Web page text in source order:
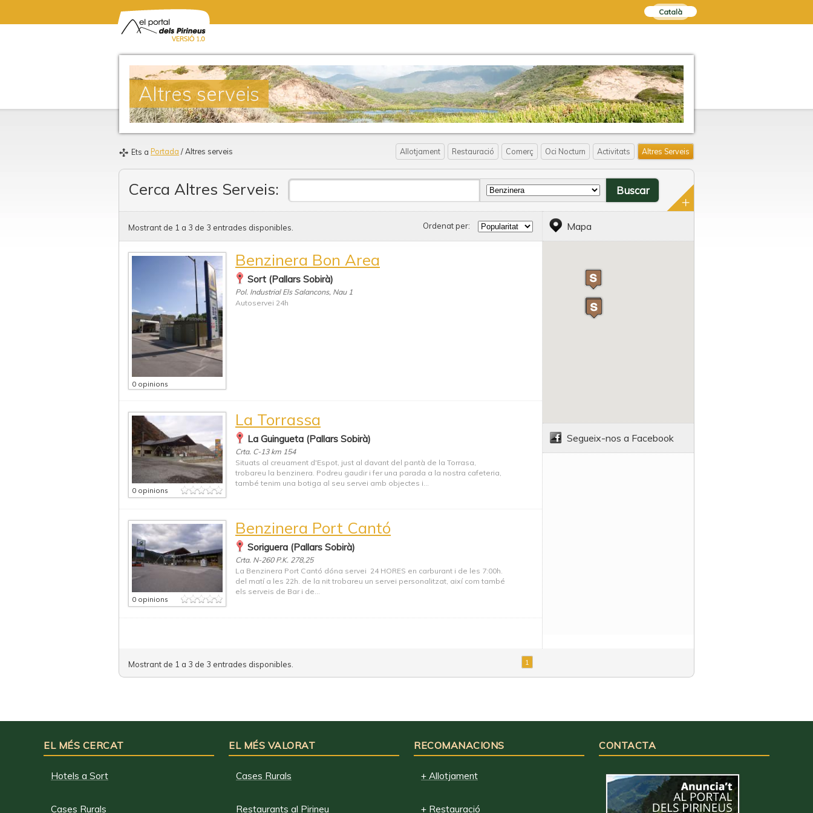
Català
Altres serveis
Ets a Portada / Altres serveis Allotjament Restauració Comerç Oci Nocturn Activitats Altres Serveis
Cerca Altres Serveis:
Mostrant de 1 a 3 de 3 entrades disponibles. Ordenat per:
0 opinions
Benzinera Bon Area
Sort (Pallars Sobirà)
Pol. Industrial Els Salancons, Nau 1
Autoservei 24h
0 opinions
La Torrassa
La Guingueta (Pallars Sobirà)
Crta. C-13 km 154
Situats al creuament d'Espot, just al davant del pantà de la Torrasa,
trobareu la benzinera. Podreu gaudir i fer una parada a la nostra cafeteria,
també tenim una botiga al seu servei amb objectes i...
0 opinions
Benzinera Port Cantó
Soriguera (Pallars Sobirà)
Crta. N-260 P.K. 278,25
La Benzinera Port Cantó dóna servei 24 HORES en carburant i de les 7:00h.
del matí a les 22h. de la nit trobareu un servei personalitzat, així com també
els serveis de Bar i de...
Mapa
Segueix-nos a Facebook
Mostrant de 1 a 3 de 3 entrades disponibles. 1
EL MÉS CERCAT
Hotels a Sort
Cases Rurals
EL MÉS VALORAT
Cases Rurals
Restaurants al Pirineu
RECOMANACIONS
+ Allotjament
+ Restauració
CONTACTA